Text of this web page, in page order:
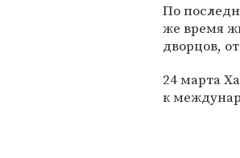
По
же время
дворцов,
24 марта
к